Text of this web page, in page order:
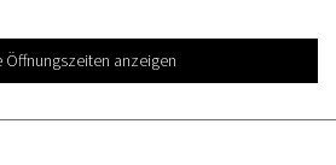
Öffnungszeiten anzeigen